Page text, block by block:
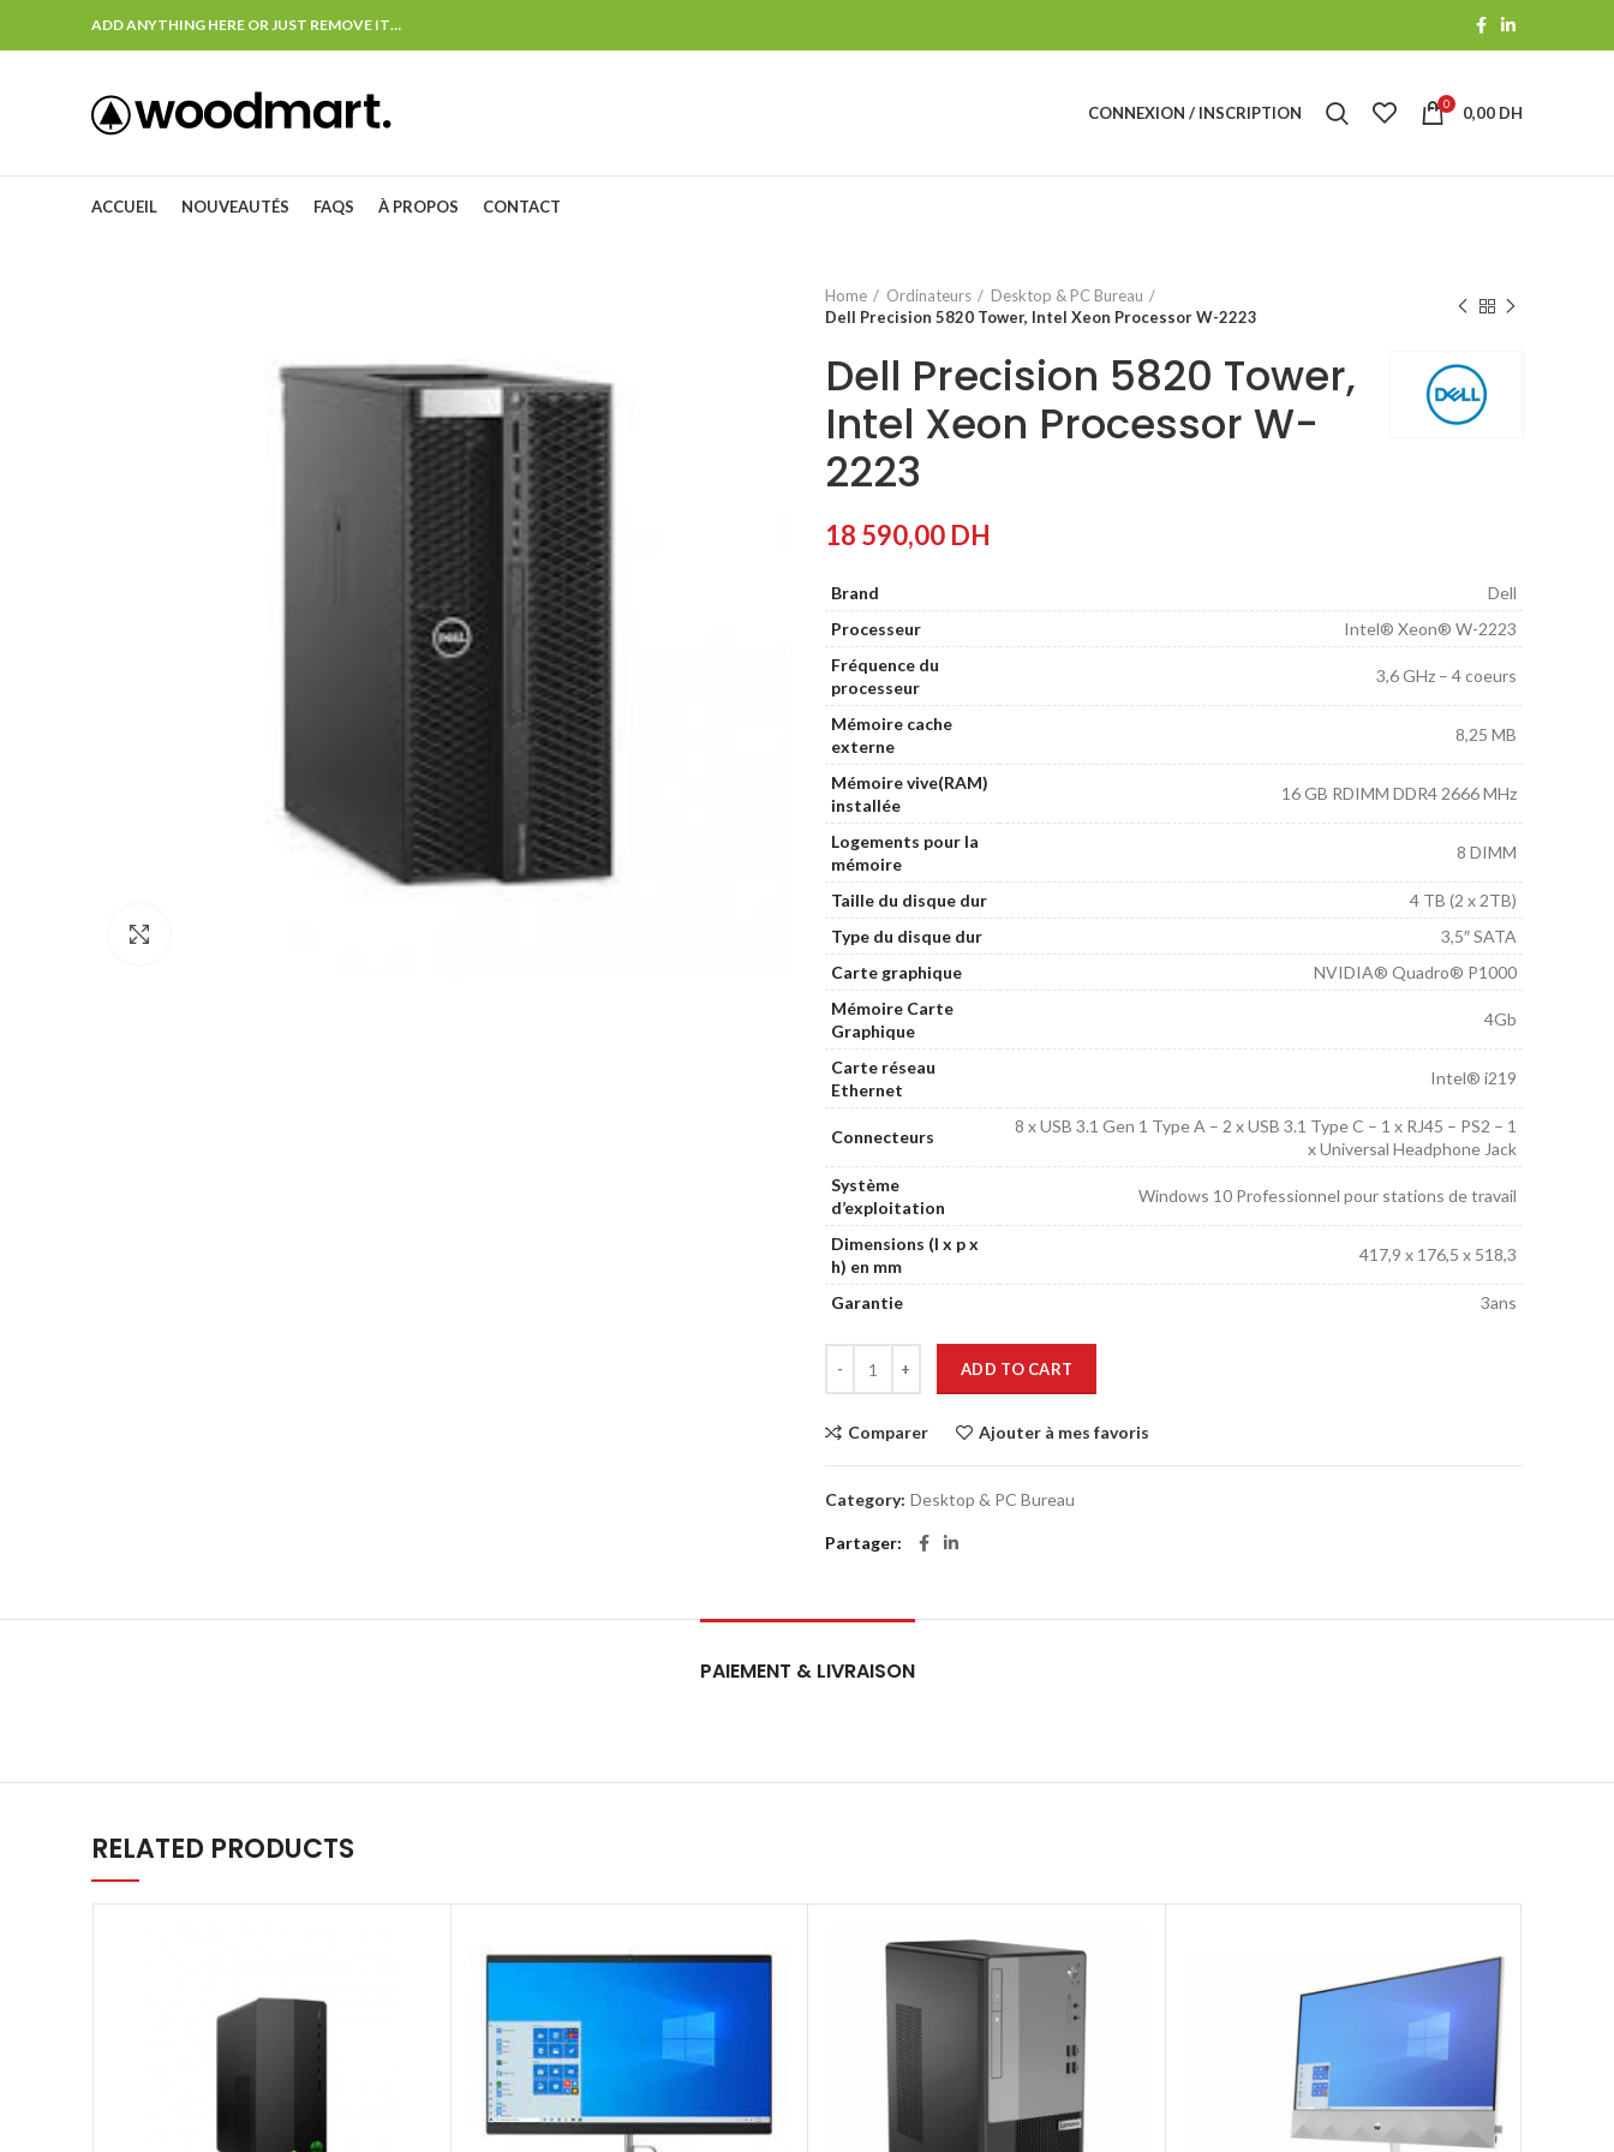
ADD ANYTHING HERE OR JUST REMOVE IT…
CONNEXION / INSCRIPTION 0 0,00 DH
ACCUEIL NOUVEAUTÉS FAQS À PROPOS CONTACT
Home Ordinateurs
Desktop & PC Bureau
Dell Precision 5820 Tower, Intel Xeon Processor W-2223
Dell Precision 5820 Tower,
Intel Xeon Processor W-
2223
18 590,00 DH
Brand
Dell
Processeur
Intel® Xeon® W-2223
Fréquence du
processeur
3,6 GHz – 4 coeurs
Mémoire cache
externe
8,25 MB
Mémoire vive(RAM)
installée
16 GB RDIMM DDR4 2666 MHz
Logements pour la
mémoire
8 DIMM
Taille du disque dur
4 TB (2 x 2TB)
Type du disque dur
3,5″ SATA
Carte graphique
NVIDIA® Quadro® P1000
Mémoire Carte
Graphique
4Gb
Carte réseau
Ethernet
Intel® i219
Connecteurs
8 x USB 3.1 Gen 1 Type A – 2 x USB 3.1 Type C – 1 x RJ45 – PS2 – 1
x Universal Headphone Jack
Système
d’exploitation
Windows 10 Professionnel pour stations de travail
Dimensions (l x p x
h) en mm
417,9 x 176,5 x 518,3
Garantie 3ans
ADD TO CART
Comparer Ajouter à mes favoris
Category: Desktop & PC Bureau
Partager
PAIEMENT & LIVRAISON
RELATED PRODUCTS